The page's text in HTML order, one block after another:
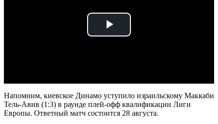
Play
Напомним, киевское Динамо уступило израильскому Маккаби
Тель-Авив (1:3) в раунде плей-офф квалификации Лиги
Европы. Ответный матч состоится 28 августа.